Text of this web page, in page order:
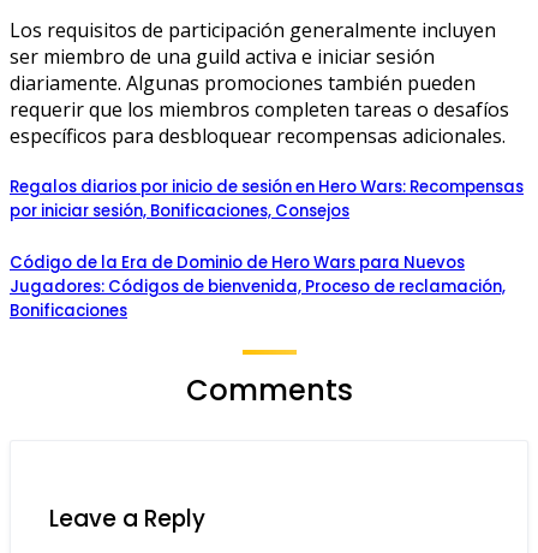
Los requisitos de participación generalmente incluyen
ser miembro de una guild activa e iniciar sesión
diariamente. Algunas promociones también pueden
requerir que los miembros completen tareas o desafíos
específicos para desbloquear recompensas adicionales.
Regalos diarios por inicio de sesión en Hero Wars: Recompensas
por iniciar sesión, Bonificaciones, Consejos
Código de la Era de Dominio de Hero Wars para Nuevos
Jugadores: Códigos de bienvenida, Proceso de reclamación,
Bonificaciones
Comments
Leave a Reply